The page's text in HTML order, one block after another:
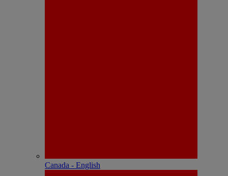
Canada - English